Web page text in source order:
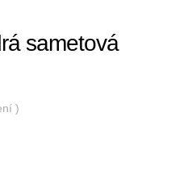
sametová
)